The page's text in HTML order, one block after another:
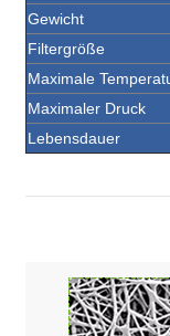
Gewicht
Filtergröße
Maximale
Maximaler Druck
Lebensdauer